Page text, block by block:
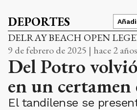
DEPORTES
DELRAY BEACH OPEN
9 de febrero de 2025 | hace 2 años
Del Potro
en un certamen
El tandilense se